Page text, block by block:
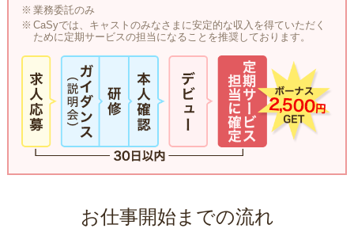
業務委託のみ
CaSyでは、キャストのみなさまに安定的な収入を得ていただく
ために定期サービスの担当になることを推奨しております。
お仕事開始までの流れ